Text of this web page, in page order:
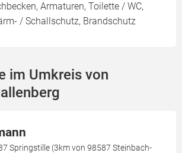
Armaturen, Toilette / WC,
/ Schallschutz, Brandschutz
im Umkreis von
Springstille (3km von 98587 Steinbach-